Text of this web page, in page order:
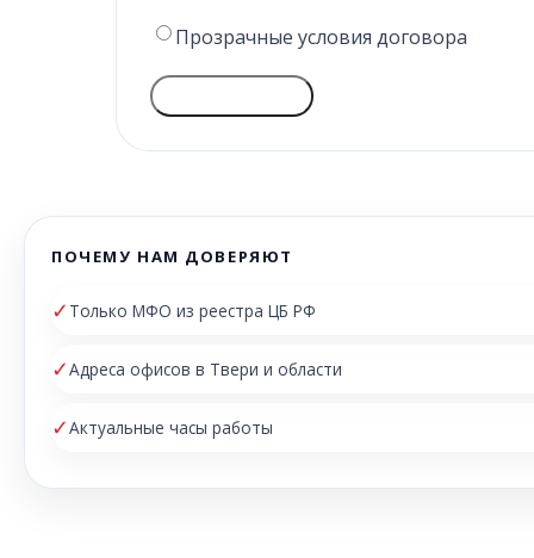
Прозрачные условия договора
ПОЧЕМУ НАМ ДОВЕРЯЮТ
✓ Только МФО из реестра ЦБ РФ
✓Адреса офисов в Твери и области
✓Актуальные часы работы